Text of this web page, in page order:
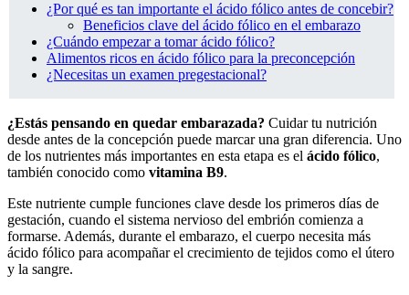
¿Por qué es tan importante el ácido fólico antes de concebir?
Beneficios clave del ácido fólico en el embarazo
¿Cuándo empezar a tomar ácido fólico?
Alimentos ricos en ácido fólico para la preconcepción
¿Necesitas un examen pregestacional?
¿Estás pensando en quedar embarazada? Cuidar tu nutrición
desde antes de la concepción puede marcar una gran diferencia. Uno
de los nutrientes más importantes en esta etapa es el ácido fólico,
también conocido como vitamina B9.
Este nutriente cumple funciones clave desde los primeros días de
gestación, cuando el sistema nervioso del embrión comienza a
formarse. Además, durante el embarazo, el cuerpo necesita más
ácido fólico para acompañar el crecimiento de tejidos como el útero
y la sangre.